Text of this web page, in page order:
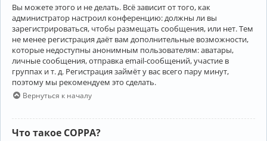
Вы можете этого и не делать. Всё зависит от того, как
администратор настроил конференцию: должны ли вы
зарегистрироваться, чтобы размещать сообщения, или нет. Тем
не менее регистрация даёт вам дополнительные возможности,
которые недоступны анонимным пользователям: аватары,
личные сообщения, отправка email-сообщений, участие в
группах и т. д. Регистрация займёт у вас всего пару минут,
поэтому мы рекомендуем это сделать.
Вернуться к началу
Что такое COPPA?